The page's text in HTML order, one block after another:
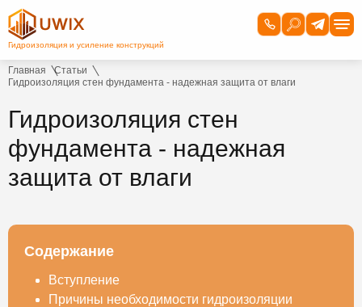
Главная
Статьи
Гидроизоляция стен фундамента - надежная защита от влаги
Гидроизоляция стен
фундамента - надежная
защита от влаги
Содержание
Вступление
Причины необходимости гидроизоляции